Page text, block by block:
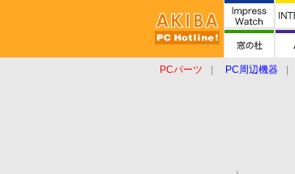
PCパーツ PC周辺機器